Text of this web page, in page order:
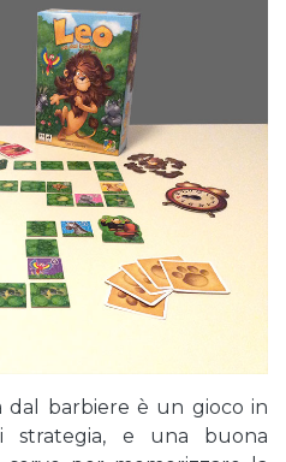
dal barbiere è un gioco in
e una buona